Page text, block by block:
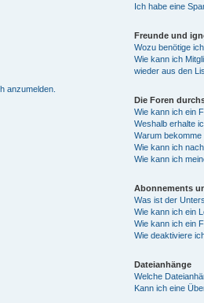
anzumelden.
Ich habe eine
Freunde und
Wozu benötige
Wie kann ich
wieder aus den
Die Foren
Wie kann ich ein
Weshalb erhalte
Warum
Wie kann ich
Wie kann ich
Abonnements
Was ist der
Wie kann ich ein
Wie kann ich ein
Wie deaktiviere
Dateianhänge
Welche
Kann ich eine